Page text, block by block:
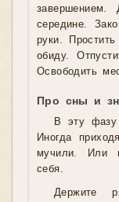
завершением.
середине.
руки.
обиду.
Освободить
Про сны и
В эту фазу
Иногда
мучили. Или
себя.
Держите